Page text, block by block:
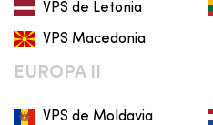
VPS de Letonia
VPS Macedonia
EUROPA II
VPS de Moldavia